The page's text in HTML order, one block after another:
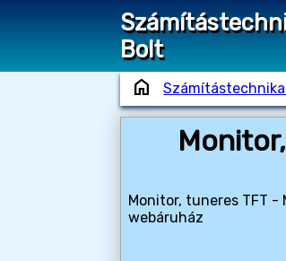
Bolt
home
Monitor, tuneres TFT
webáruház